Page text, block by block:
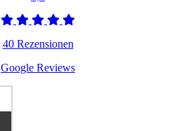
40 Rezensionen
Google Reviews